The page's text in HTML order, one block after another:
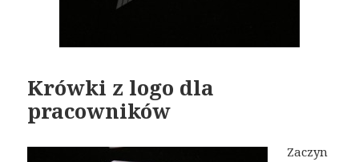
Krówki z logo dla
pracowników
Zaczyn